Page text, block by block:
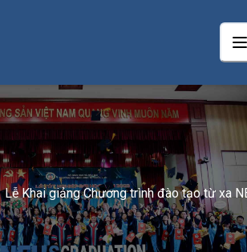
Lễ Khai giảng Chương trình đào tạo từ xa
E-learning khoá 3 tại Nhật Bản